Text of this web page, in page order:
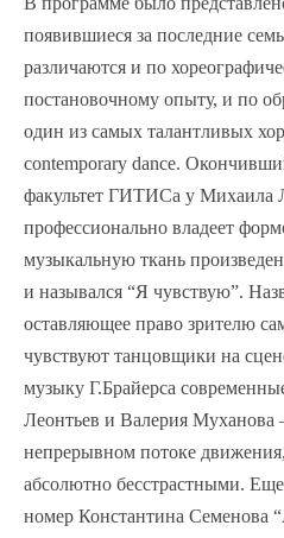
появившиеся за последние
различаются и по
постановочному опыту, и по
один из самых талантливых
contemporary dance.
факультет ГИТИСа у Михаила
профессионально владеет
музыкальную ткань
и назывался “Я чувствую”.
оставляющее право зрителю
чувствуют танцовщики на
музыку Г.Брайерса
Леонтьев и Валерия Муханова
непрерывном потоке
абсолютно бесстрастными.
номер Константина Семенова